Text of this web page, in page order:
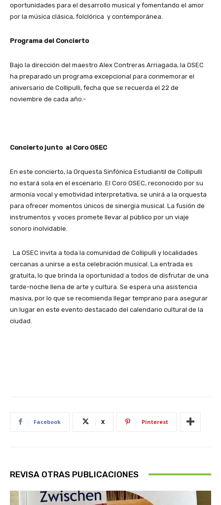
oportunidades para el desarrollo musical y fomentando el amor
por la música clásica, folclórica y contemporánea.
Programa del Concierto
Bajo la dirección del maestro Alex Contreras Arriagada, la OSEC
ha preparado un programa excepcional para conmemorar el
aniversario de Collipulli, fecha que se recuerda el 22 de
noviembre de cada año.-
Concierto junto al Coro OSEC
En este concierto, la Orquesta Sinfónica Estudiantil de Collipulli
no estará sola en el escenario. El Coro OSEC, reconocido por su
armonía vocal y emotividad interpretativa, se unirá a la orquesta
para ofrecer momentos únicos de sinergia musical. La fusión de
instrumentos y voces promete llevar al público por un viaje
sonoro inolvidable.
La OSEC invita a toda la comunidad de Collipulli y localidades
cercanas a unirse a esta celebración musical. La entrada es
gratuita, lo que brinda la oportunidad a todos de disfrutar de una
tarde-noche llena de arte y cultura. Se espera una asistencia
masiva, por lo que se recomienda llegar temprano para asegurar
un lugar en este evento destacado del calendario cultural de la
ciudad.
Facebook X Pinterest
REVISA OTRAS PUBLICACIONES